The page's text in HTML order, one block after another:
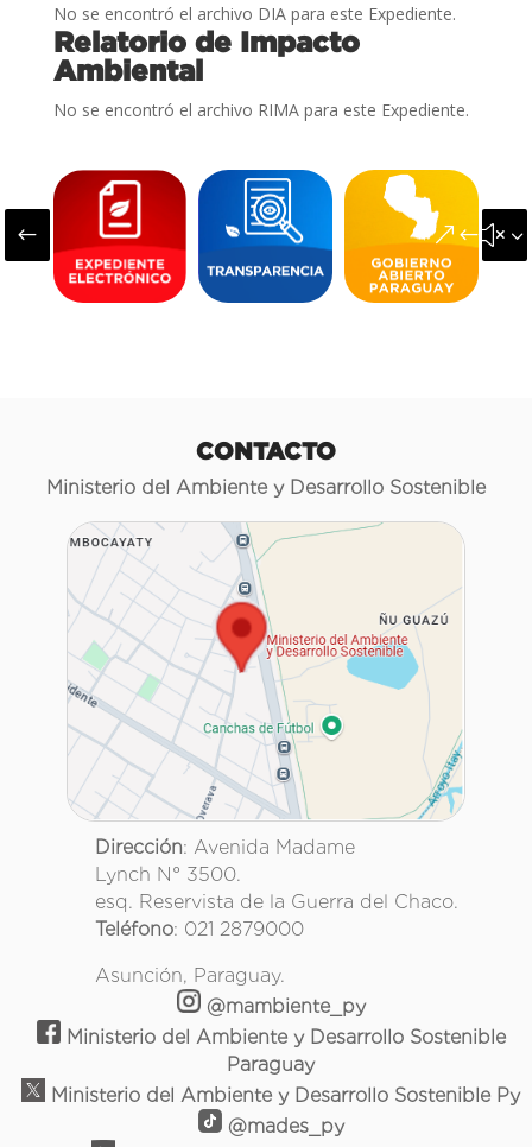
No se encontró el archivo DIA para este Expediente.
Relatorio de Impacto
Ambiental
No se encontró el archivo RIMA para este Expediente.
#
CONTACTO
Ministerio del Ambiente y Desarrollo Sostenible
Dirección: Avenida Madame
Lynch N° 3500.
esq. Reservista de la Guerra del Chaco.
Teléfono: 021 2879000
Asunción, Paraguay.
@mambiente_py
Ministerio del Ambiente y Desarrollo Sostenible
Paraguay
Ministerio del Ambiente y Desarrollo Sostenible Py
@mades_py